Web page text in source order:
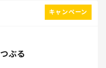
ぶる
キャンペーン